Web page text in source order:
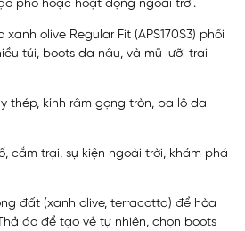
phố hoặc hoạt động ngoài trời.
olive Regular Fit (APS170S3) phối
túi, boots da nâu, và mũ lưỡi trai
thép, kính râm gọng tròn, ba lô da
cắm trại, sự kiện ngoài trời, khám phá
đất (xanh olive, terracotta) để hòa
áo để tạo vẻ tự nhiên, chọn boots